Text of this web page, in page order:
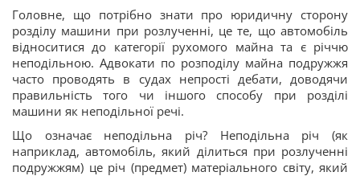
Головне, що потрібно знати про юридичну сторону
розділу машини при розлученні, це те, що автомобіль
відноситися до категорії рухомого майна та є річчю
неподільною. Адвокати по розподілу майна подружжя
часто проводять в судах непрості дебати, доводячи
правильність того чи іншого способу при розділі
машини як неподільної речі.
Що означає неподільна річ? Неподільна річ (як
наприклад, автомобіль, який ділиться при розлученні
подружжям) це річ (предмет) матеріального світу, який